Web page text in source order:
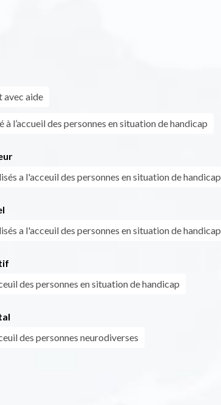
avec aide
à l’accueil des personnes en situation de handicap
a l'acceuil des personnes en situation de handicap
a l'acceuil des personnes en situation de handicap
des personnes en situation de handicap
des personnes neurodiverses